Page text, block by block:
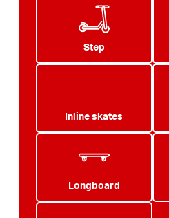
Step
Inline skates
Longboard